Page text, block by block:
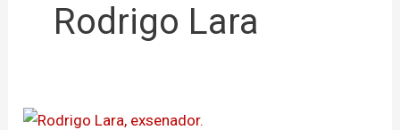
Rodrigo Lara
Lara,